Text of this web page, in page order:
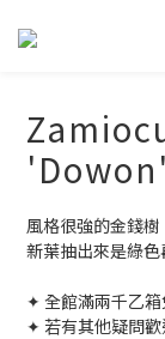
'Dowon'
風格很強的金錢樹
新葉抽出來是綠
✦ 全館滿兩千乙
✦ 若有其他疑問